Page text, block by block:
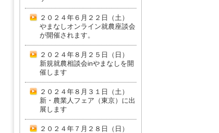
２０２４年６月２２日（土）
やまなしオンライン就農座談会
が開催されます。
２０２４年８月２５日（日）
新規就農相談会inやまなしを開
催します
２０２４年８月３１日（土）
新・農業人フェア（東京）に出
展します
２０２４年７月２８日（日）